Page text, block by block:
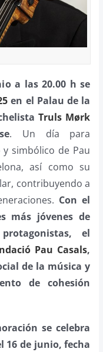
a las 20.00 h se
en el Palau de la
Truls Mørk
. Un día para
simbólico de Pau
así como su
contribuyendo a
Con el
más jóvenes de
el
Pau Casals,
de la música y
de cohesión
se celebra
16 de junio, fecha